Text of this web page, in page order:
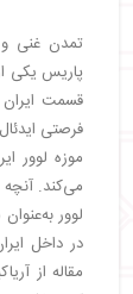
تمدن غنی و
پاریس یکی
قسمت ایران
فرصتی
موزه لوور
می‌کند. آنچه
لوور
در داخل
مقاله از